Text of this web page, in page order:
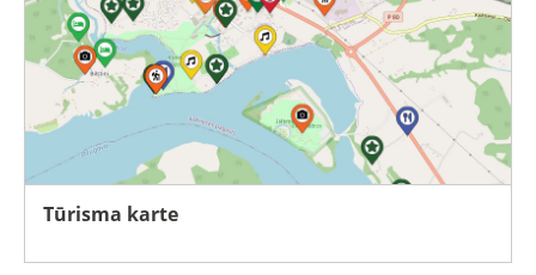
Tūrisma karte